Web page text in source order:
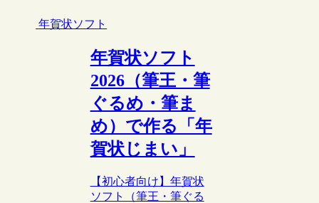
年賀状ソフト
年賀状ソフト
2026（筆王・筆
ぐるめ・筆ま
め）で作る「年
賀状じまい」
【初心者向け】年賀状
ソフト（筆王・筆ぐる